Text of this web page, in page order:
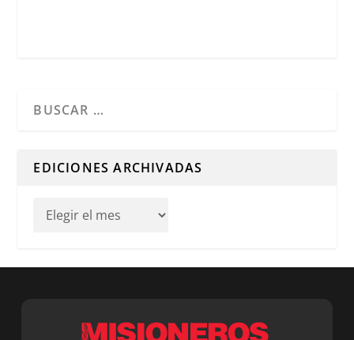
EDICIONES ARCHIVADAS